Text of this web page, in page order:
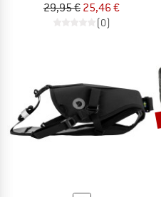
29,95 € 25,46 €
(0)